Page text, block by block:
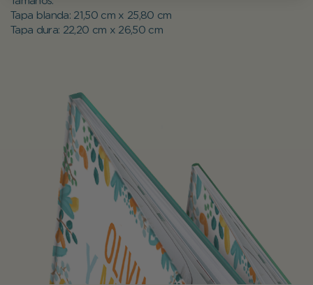
Tapa blanda: 21,50 cm x 25,80 cm
Tapa dura: 22,20 cm x 26,50 cm